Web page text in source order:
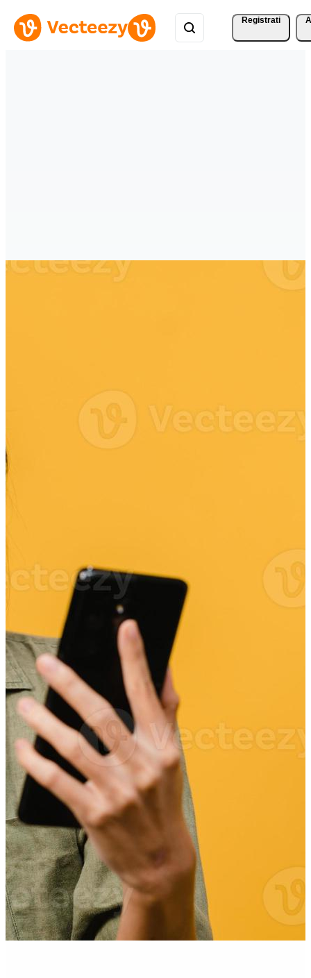
Registrati